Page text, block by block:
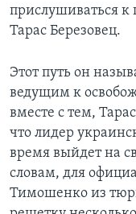
прислушиваться к
Тарас Березовец.
Этот путь он
ведущим к
вместе с тем,
что лидер
время выйдет на
словам, для
Тимошенко из